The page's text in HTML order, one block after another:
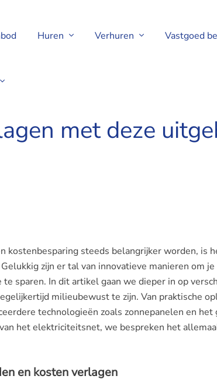
Huren Verhuren Vastgoed
met deze
kostenbesparing steeds belangrijker worden, is
zijn er tal van innovatieve manieren om je
sparen. In dit artikel gaan we dieper in op
milieubewust te zijn. Van praktische
technologieën zoals zonnepanelen en het
het elektriciteitsnet, we bespreken het
en kosten verlagen